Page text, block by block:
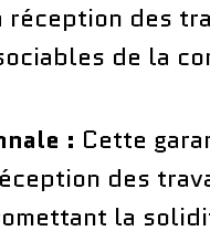
réception des
de la
: Cette
des
la